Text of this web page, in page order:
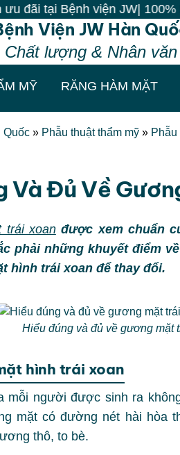
viện JW| 100% Khách đến
Viện JW Hàn
Chất lượng & Nhân văn
MỸ RĂNG HÀM MẶT
Quốc » Phẫu thuật thẩm mỹ » Phẫu
Và Đủ Về
trái xoanđược xem chuẩn
phải những khuyết điểm
hình trái xoan để thay đổi.
Hiểu đúng và đủ về gương mặt
hình trái xoan
mỗi người được sinh ra
mặt có đường nét hài hòa
thô, to bè.